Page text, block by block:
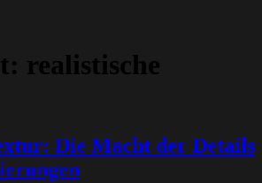
realistische
Die Macht der Details